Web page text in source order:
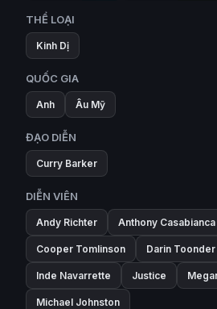
THỂ LOẠI
Kinh Dị
QUỐC GIA
Anh Âu Mỹ
ĐẠO DIỄN
Curry Barker
DIỄN VIÊN
Andy Richter Anthony Casabianca
Cooper Tomlinson Darin Toonder
Inde Navarrette Justice
Michael Johnston